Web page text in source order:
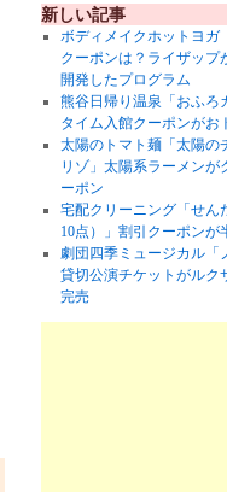
新しい記事
ボディメイクホットヨガ
クーポンは？ライザップ
開発したプログラム
熊谷日帰り温泉「おふろ
タイム入館クーポンがお
太陽のトマト麺「太陽の
リゾ」太陽系ラーメンが
ーポン
宅配クリーニング「せん
10点）」割引クーポンが
劇団四季ミュージカル「
貸切公演チケットがルク
完売